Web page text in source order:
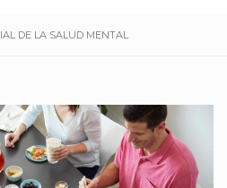
DE LA SALUD MENTAL